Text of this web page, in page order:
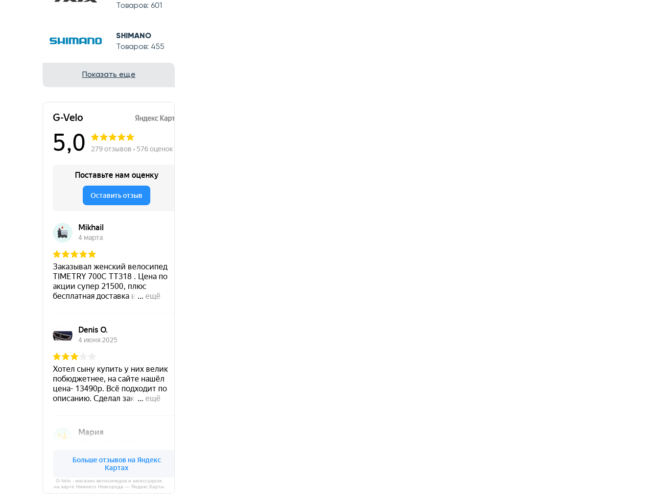
Товаров: 601
SHIMANO
Товаров: 455
Показать еще
G-Velo - магазин велосипедов и аксессуаров
на карте Нижнего Новгорода — Яндекс.Карты